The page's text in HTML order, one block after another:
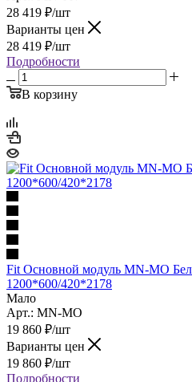
28 419 ₽/шт
Варианты цен
28 419 ₽/шт
Подробности
В корзину
Fit Основной модуль MN-MO
1200*600/420*2178
Мало
Арт.: MN-MO
19 860 ₽/шт
Варианты цен
19 860 ₽/шт
Подробности